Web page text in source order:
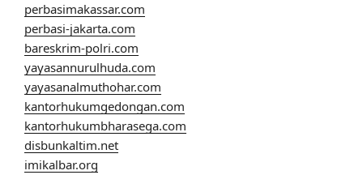
perbasimakassar.com
perbasi-jakarta.com
bareskrim-polri.com
yayasannurulhuda.com
yayasanalmuthohar.com
kantorhukumgedongan.com
kantorhukumbharasega.com
disbunkaltim.net
imikalbar.org